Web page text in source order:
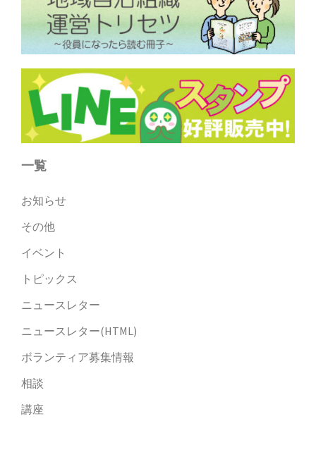
一覧
お知らせ
その他
イベント
トピックス
ニュースレター
ニュースレター(HTML)
ボランティア募集情報
相談
講座